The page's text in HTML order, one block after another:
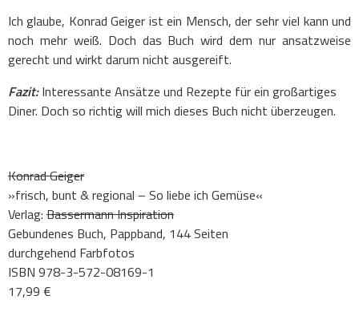
Ich glaube, Konrad Geiger ist ein Mensch, der sehr viel kann und
noch mehr weiß. Doch das Buch wird dem nur ansatzweise
gerecht und wirkt darum nicht ausgereift.
Fazit:Interessante Ansätze und Rezepte für ein großartiges
Diner. Doch so richtig will mich dieses Buch nicht überzeugen.
Konrad Geiger
»frisch, bunt & regional – So liebe ich Gemüse«
Verlag: Bassermann Inspiration
Gebundenes Buch, Pappband, 144 Seiten
durchgehend Farbfotos
ISBN 978-3-572-08169-1
17,99 €